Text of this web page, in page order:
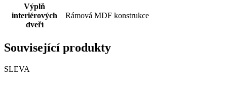
Výplň
interiérových
dveří
Rámová MDF konstrukce
Související produkty
SLEVA